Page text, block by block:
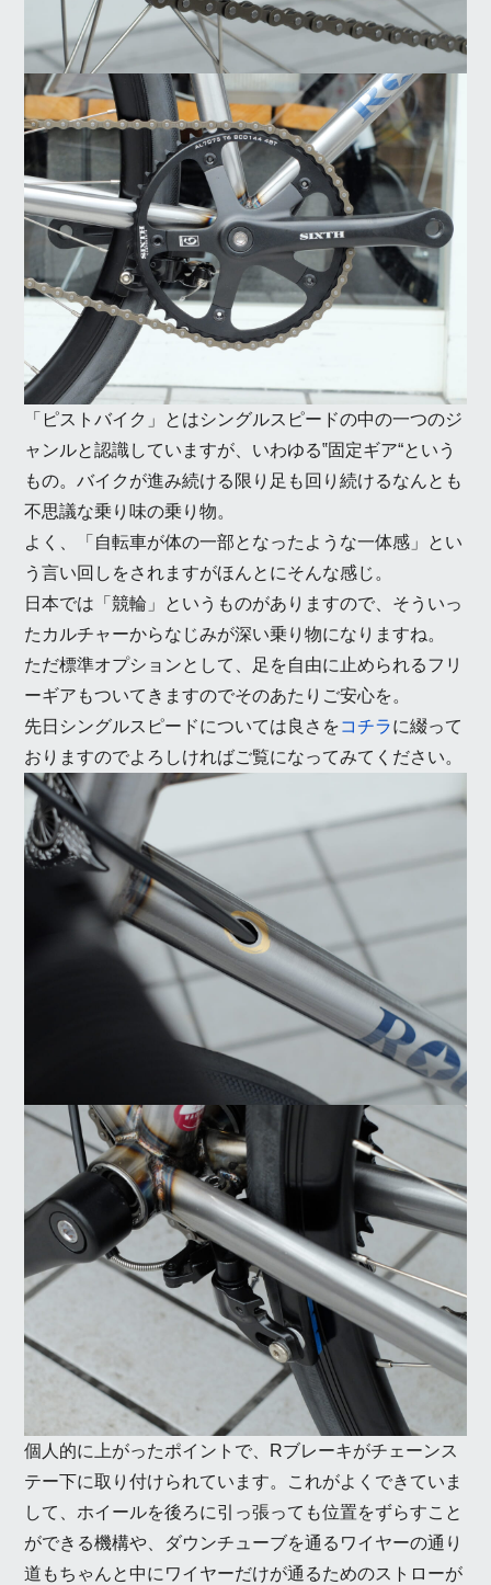
「ピストバイク」とはシングルスピードの中の一つのジ
ャンルと認識していますが、いわゆる‟固定ギア“という
もの。バイクが進み続ける限り足も回り続けるなんとも
不思議な乗り味の乗り物。
よく、「自転車が体の一部となったような一体感」とい
う言い回しをされますがほんとにそんな感じ。
日本では「競輪」というものがありますので、そういっ
たカルチャーからなじみが深い乗り物になりますね。
ただ標準オプションとして、足を自由に止められるフリ
ーギアもついてきますのでそのあたりご安心を。
先日シングルスピードについては良さをコチラに綴って
おりますのでよろしければご覧になってみてください。
個人的に上がったポイントで、Rブレーキがチェーンス
テー下に取り付けられています。これがよくできていま
して、ホイールを後ろに引っ張っても位置をずらすこと
ができる機構や、ダウンチューブを通るワイヤーの通り
道もちゃんと中にワイヤーだけが通るためのストローが